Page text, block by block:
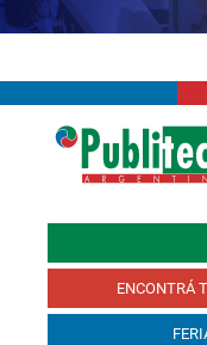
ENCONTRÁ